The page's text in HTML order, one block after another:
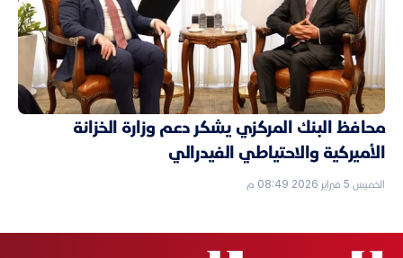
محافظ البنك المركزي يشكر دعم وزارة الخزانة
الأميركية والاحتياطي الفيدرالي
الخميس 5 فبراير 2026 08:49 م